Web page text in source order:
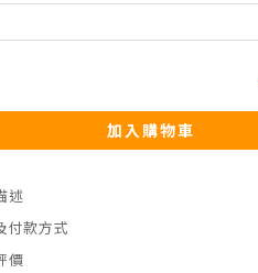
加入購物車
述
付款方式
價